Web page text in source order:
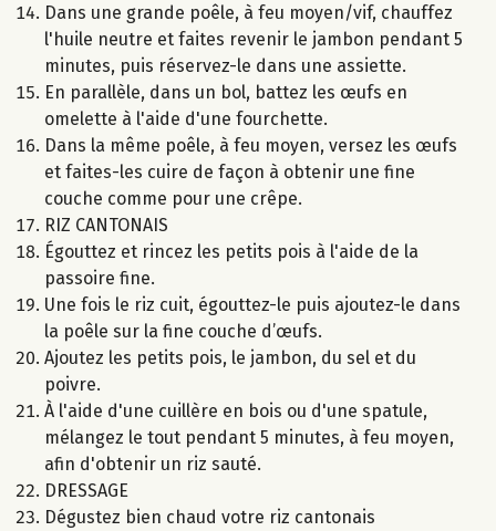
Dans une grande poêle, à feu moyen/vif, chauffez
l'huile neutre et faites revenir le jambon pendant 5
minutes, puis réservez-le dans une assiette.
En parallèle, dans un bol, battez les œufs en
omelette à l'aide d'une fourchette.
Dans la même poêle, à feu moyen, versez les œufs
et faites-les cuire de façon à obtenir une fine
couche comme pour une crêpe.
RIZ CANTONAIS
Égouttez et rincez les petits pois à l'aide de la
passoire fine.
Une fois le riz cuit, égouttez-le puis ajoutez-le dans
la poêle sur la fine couche d’œufs.
Ajoutez les petits pois, le jambon, du sel et du
poivre.
À l'aide d'une cuillère en bois ou d'une spatule,
mélangez le tout pendant 5 minutes, à feu moyen,
afin d'obtenir un riz sauté.
DRESSAGE
Dégustez bien chaud votre riz cantonais